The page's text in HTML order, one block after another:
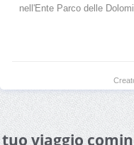
nell'Ente Parco delle
viaggio